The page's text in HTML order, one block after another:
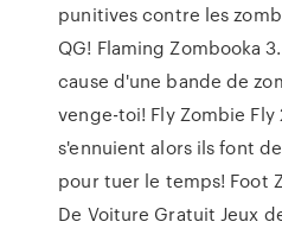
punitives contre les
QG! Flaming Zombooka
cause d'une bande de
venge-toi! Fly Zombie Fly
s'ennuient alors ils font
pour tuer le temps! Foot
De Voiture Gratuit Jeux